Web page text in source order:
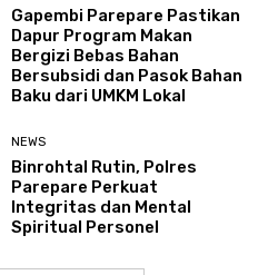
Gapembi Parepare Pastikan
Dapur Program Makan
Bergizi Bebas Bahan
Bersubsidi dan Pasok Bahan
Baku dari UMKM Lokal
NEWS
Binrohtal Rutin, Polres
Parepare Perkuat
Integritas dan Mental
Spiritual Personel